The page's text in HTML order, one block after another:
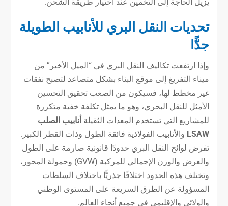
يزيل الحاجة إلى التخمين عند اختيار طريقة الشحن.
تحديات النقل البري للأنابيب الطويلة
جدًّا
وإذا ارتفعت تكاليف النقل البري في “الميل الأخير” من
ميناء التفريغ إلى موقع البناء بشكل متصاعد لتصبح نفقات
غير مخطط لها، فسيكون من الصعب تحقيق التحسين
الأمثل للنقل البحري، وهو ما يمثل تكلفة خفية متكررة
للمشاريع التي تستخدم المعدات الثقيلة أنابيب الصلب
LSAW والأنابيب الفولاذية فائقة الطول وذات القطر الكبير.
تفرض لوائح النقل البري حدودًا قانونية صارمة على الطول
والعرض والوزن الإجمالي للمركبة (GVW) وحمولة المحور،
وتختلف هذه الحدود اختلافًا جذريًّا باختلاف السلطات
المسؤولة عن الطرق السريعة على المستوى الوطني
والولائي والإقليمي في جميع أنحاء العالم.